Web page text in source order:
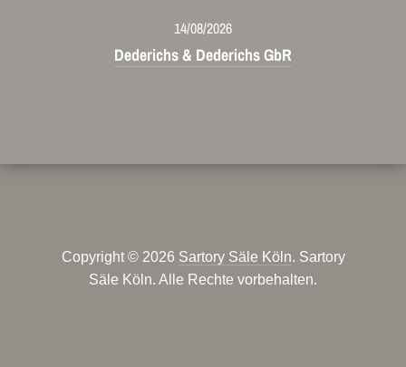
14/08/2026
Dederichs & Dederichs GbR
Copyright © 2026 Sartory Säle Köln. Sartory
Säle Köln. Alle Rechte vorbehalten.